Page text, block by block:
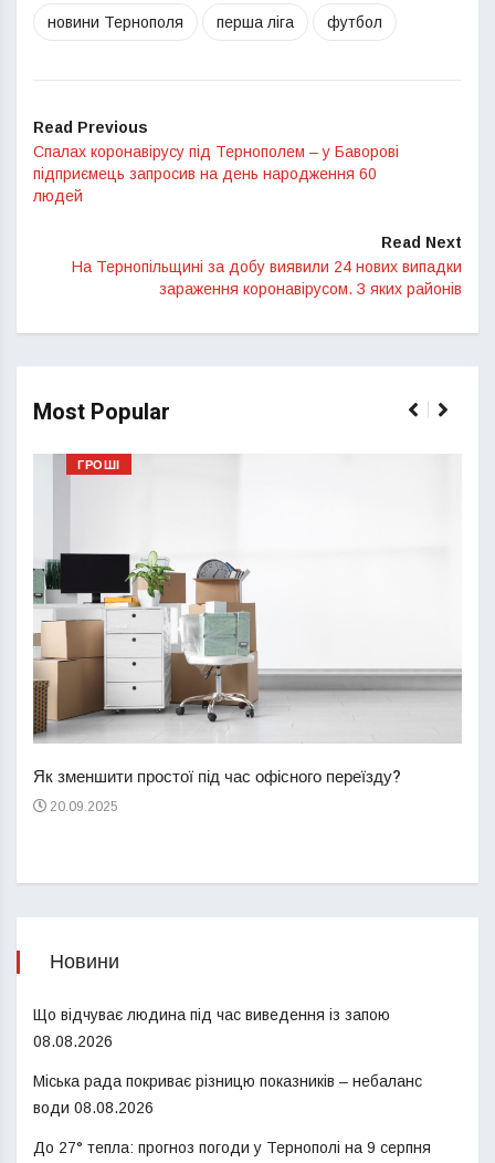
новини Тернополя перша ліга футбол
Read Previous
Спалах коронавірусу під Тернополем – у Баворові
підприємець запросив на день народження 60
людей
Read Next
На Тернопільщині за добу виявили 24 нових випадки
зараження коронавірусом. З яких районів
Most Popular
ГРОШІ
Як зменшити простої під час офісного переїзду?
20.09.2025
Новини
Що відчуває людина під час виведення із запою
08.08.2026
Міська рада покриває різницю показників – небаланс
води 08.08.2026
До 27° тепла: прогноз погоди у Тернополі на 9 серпня